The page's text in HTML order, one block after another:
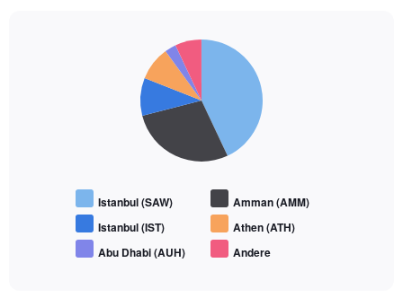
Istanbul (SAW)
Amman (AMM)
Istanbul (IST)
Athen (ATH)
Abu Dhabi (AUH)
Andere